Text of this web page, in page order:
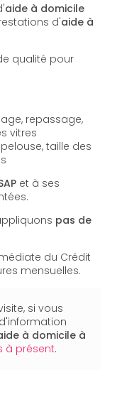
aide à domicile
d'aide à
qualité pour
repassage,
vitres
taille des
et à ses
pas de
du Crédit
mensuelles.
si vous
à domicile à
à présent.